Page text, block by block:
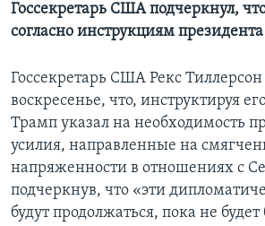
Госсекретарь США подчеркнул,
согласно инструкциям
Госсекретарь США Рекс Тиллерсон
воскресенье, что, инструктируя
Трамп указал на необходимость
усилия, направленные на
напряженности в отношениях с
подчеркнув, что «эти
будут продолжаться, пока не